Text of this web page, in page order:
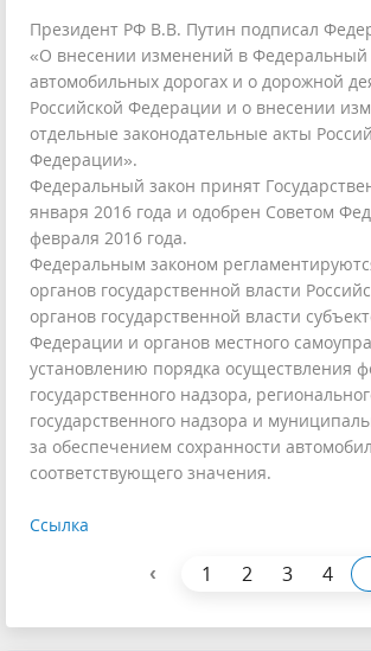
Президент РФ В.В. Путин подписал
«О внесении изменений в Федеральный
автомобильных дорогах и о дорожной
Российской Федерации и о внесении
отдельные законодательные акты
Федерации».
Федеральный закон принят
января 2016 года и одобрен Советом
февраля 2016 года.
Федеральным законом
органов государственной власти
органов государственной власти
Федерации и органов местного
установлению порядка осуществления
государственного надзора,
государственного надзора и
за обеспечением сохранности
соответствующего значения.
Ссылка
‹ 1 2 3 4